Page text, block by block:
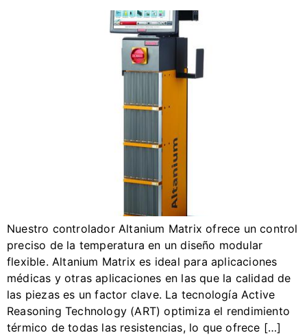
Nuestro controlador Altanium Matrix ofrece un control
preciso de la temperatura en un diseño modular
flexible. Altanium Matrix es ideal para aplicaciones
médicas y otras aplicaciones en las que la calidad de
las piezas es un factor clave. La tecnología Active
Reasoning Technology (ART) optimiza el rendimiento
térmico de todas las resistencias, lo que ofrece […]